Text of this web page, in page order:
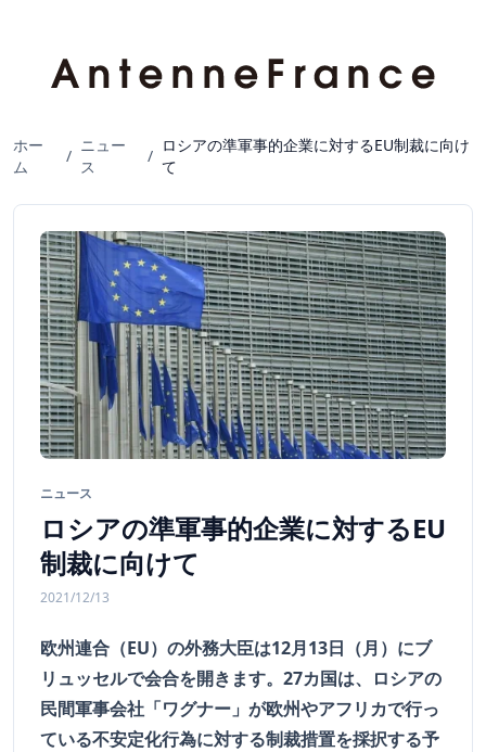
ホー
ム
/
ニュー
ス
/
ロシアの準軍事的企業に対するEU制裁に向け
て
ニュース
ロシアの準軍事的企業に対するEU
制裁に向けて
2021/12/13
欧州連合（EU）の外務大臣は12月13日（月）にブ
リュッセルで会合を開きます。27カ国は、ロシアの
民間軍事会社「ワグナー」が欧州やアフリカで行っ
ている不安定化行為に対する制裁措置を採択する予